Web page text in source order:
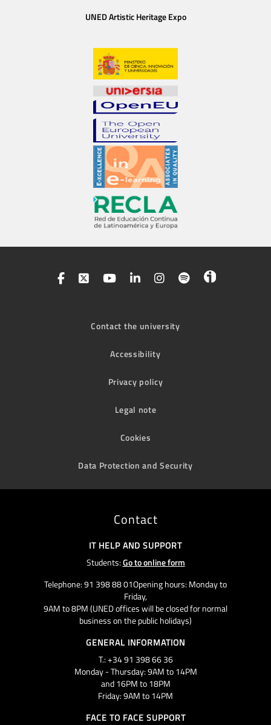
UNED Artistic Heritage Expo
Contact the university
Accessibility
Privacy policy
Legal note
Cookies
Data Protection and Security
Contact
IT HELP AND SUPPORT
Students:Go to online form
Telephone: 91 398 88 01Opening hours: Monday to
Friday,
9AM to 8PM (UNED offices will be closed for normal
business on the public holidays)
GENERAL INFORMATION
T.: +34 91 398 66 36
Monday - Thursday: 9AM to 14PM
and 16PM to 18PM
Friday: 9AM to 14PM
FACE TO FACE SUPPORT